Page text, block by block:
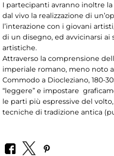
I partecipanti avranno inoltre
dal vivo la realizzazione di
l’interazione con i giovani
di un disegno, ed avvicinarsi
artistiche.
Attraverso la comprensione
imperiale romano, meno noto
Commodo a Diocleziano, 180-
“leggere” e impostare
le parti più espressive del
tecniche di tradizione antica